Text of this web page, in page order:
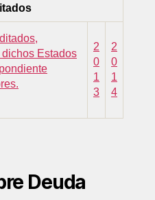
Estados
2
0
1
3
2
0
1
4
Deuda